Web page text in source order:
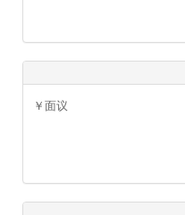
￥面议
￥面议